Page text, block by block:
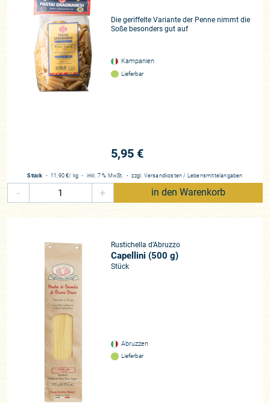
Die geriffelte Variante der Penne nimmt die
Soße besonders gut auf
Kampanien
Lieferbar
5,95 €
Stück ・ 11,90 €/ kg ・ inkl. 7 % MwSt.・zzgl. Versandkosten / Lebensmittelangaben
- + in den Warenkorb
Rustichella d’Abruzzo
Capellini (500 g)
Stück
Abruzzen
Lieferbar